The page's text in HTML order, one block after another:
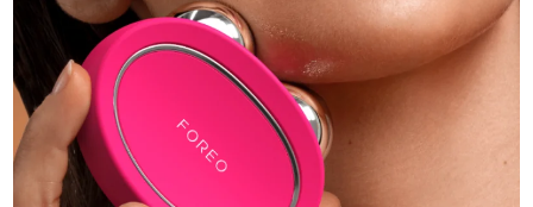
Malta
Oczekiwany czas dostawy
12/8/26
Meksyk
Oczekiwany czas dostawy
Monako
Oczekiwany czas dostawy